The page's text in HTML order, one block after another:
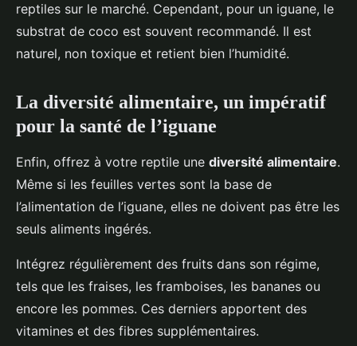
reptiles sur le marché. Cependant, pour un iguane, le
substrat de coco est souvent recommandé. Il est
naturel, non toxique et retient bien l’humidité.
La diversité alimentaire, un impératif
pour la santé de l’iguane
Enfin, offrez à votre reptile une diversité alimentaire.
Même si les feuilles vertes sont la base de
l’alimentation de l’iguane, elles ne doivent pas être les
seuls aliments ingérés.
Intégrez régulièrement des fruits dans son régime,
tels que les fraises, les framboises, les bananes ou
encore les pommes. Ces derniers apportent des
vitamines et des fibres supplémentaires.